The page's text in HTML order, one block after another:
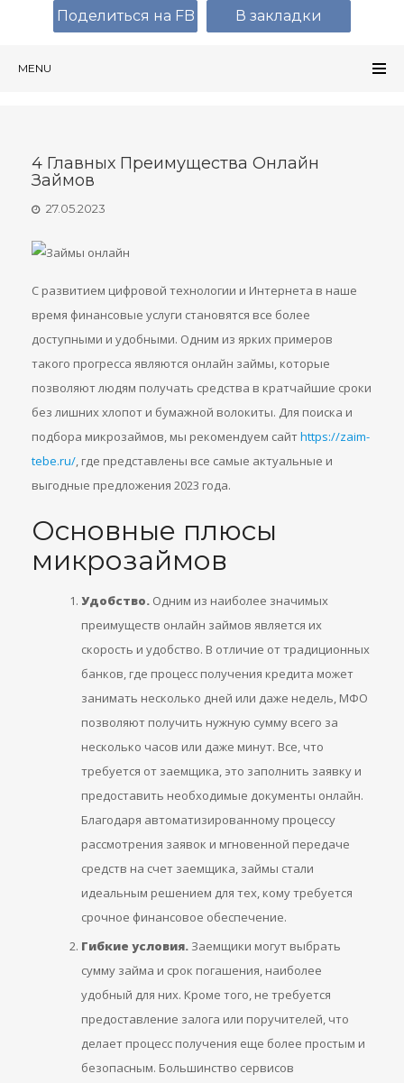
MENU
4 Главных Преимущества Онлайн
Займов
27.05.2023
С развитием цифровой технологии и Интернета в наше
время финансовые услуги становятся все более
доступными и удобными. Одним из ярких примеров
такого прогресса являются онлайн займы, которые
позволяют людям получать средства в кратчайшие сроки
без лишних хлопот и бумажной волокиты. Для поиска и
подбора микрозаймов, мы рекомендуем сайтhttps://zaim-
tebe.ru/, где представлены все самые актуальные и
выгодные предложения 2023 года.
Основные плюсы
микрозаймов
Удобство. Одним из наиболее значимых
преимуществ онлайн займов является их
скорость и удобство. В отличие от традиционных
банков, где процесс получения кредита может
занимать несколько дней или даже недель, МФО
позволяют получить нужную сумму всего за
несколько часов или даже минут. Все, что
требуется от заемщика, это заполнить заявку и
предоставить необходимые документы онлайн.
Благодаря автоматизированному процессу
рассмотрения заявок и мгновенной передаче
средств на счет заемщика, займы стали
идеальным решением для тех, кому требуется
срочное финансовое обеспечение.
Гибкие условия. Заемщики могут выбрать
сумму займа и срок погашения, наиболее
удобный для них. Кроме того, не требуется
предоставление залога или поручителей, что
делает процесс получения еще более простым и
безопасным. Большинство сервисов
Поделиться на FB В закладки